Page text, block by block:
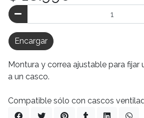
Encargar
Montura y correa ajustable para fijar
a un casco.
Compatible sólo con cascos